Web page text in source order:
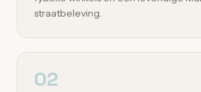
straatbeleving.
02